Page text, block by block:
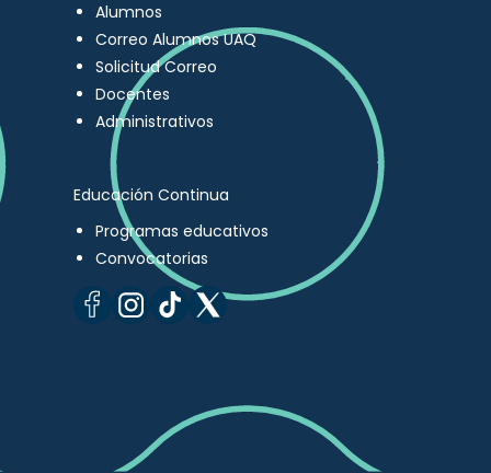
Alumnos
Correo Alumnos UAQ
Solicitud Correo
Docentes
Administrativos
Educación Continua
Programas educativos
Convocatorias